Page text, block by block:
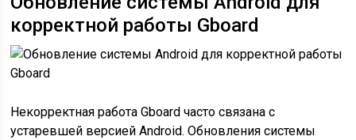
корректной работы Gboard
Некорректная работа Gboard часто связана с
устаревшей версией Android. Обновления системы